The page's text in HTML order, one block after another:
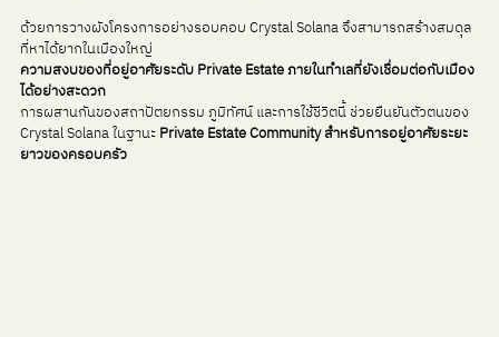
ด้วยการวางผังโครงการอย่างรอบคอบ Crystal Solana จึงสามารถสร้างสมดุล
ที่หาได้ยากในเมืองใหญ่
ความสงบของที่อยู่อาศัยระดับ Private Estate ภายในทำเลที่ยังเชื่อมต่อกับเมือง
ได้อย่างสะดวก
การผสานกันของสถาปัตยกรรม ภูมิทัศน์ และการใช้ชีวิตนี้ ช่วยยืนยันตัวตนของ
Crystal Solana ในฐานะ Private Estate Community สำหรับการอยู่อาศัยระยะ
ยาวของครอบครัว